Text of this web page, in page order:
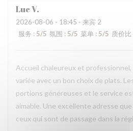
LucV
2026-08-06 - 18:45 - 来宾 2
服务 : 5/5 氛围 : 5/5 菜单 : 5/5 质价比
Accueil chaleureux et
variée avec un bon choix de plats.
portions généreuses et le service
aimable. Une excellente adresse
ceux qui sont de passage dans la